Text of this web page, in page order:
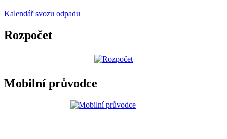
Kalendář svozu odpadu
Rozpočet
Mobilní průvodce